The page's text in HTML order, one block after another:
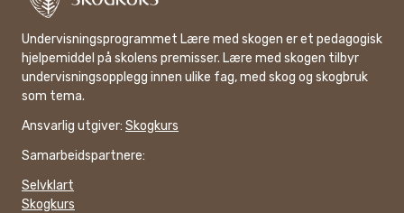
Undervisningsprogrammet Lære med skogen er et pedagogisk
hjelpemiddel på skolens premisser. Lære med skogen tilbyr
undervisningsopplegg innen ulike fag, med skog og skogbruk
som tema.
Ansvarlig utgiver: Skogkurs
Samarbeidspartnere:
Selvklart
Skogkurs